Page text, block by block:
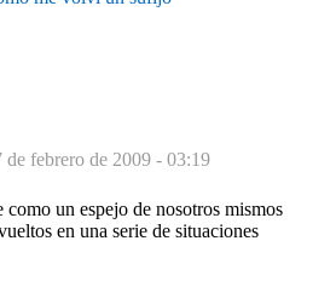
de febrero de 2009 - 03:19
como un espejo de nosotros mismos
en una serie de situaciones